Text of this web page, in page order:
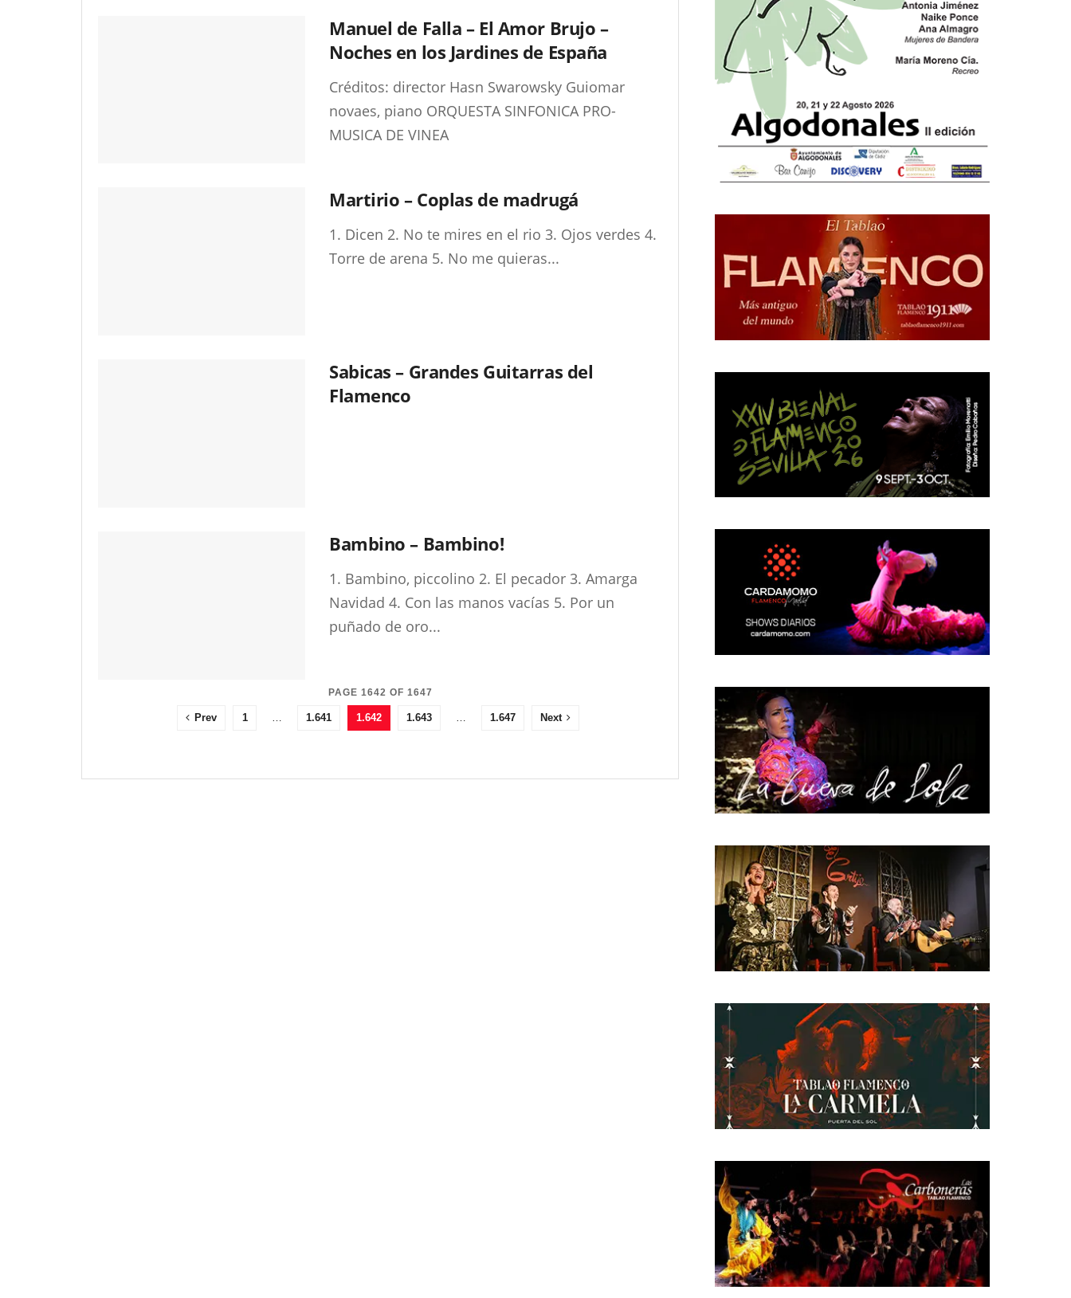
Manuel de Falla – El Amor Brujo –
Noches en los Jardines de España
Créditos: director Hasn Swarowsky Guiomar
novaes, piano ORQUESTA SINFONICA PRO-
MUSICA DE VINEA
Martirio – Coplas de madrugá
1. Dicen 2. No te mires en el rio 3. Ojos verdes 4.
Torre de arena 5. No me quieras...
Sabicas – Grandes Guitarras del
Flamenco
Bambino – Bambino!
1. Bambino, piccolino 2. El pecador 3. Amarga
Navidad 4. Con las manos vacías 5. Por un
puñado de oro...
PAGE 1642 OF 1647
Prev 1 … 1.641 1.642 1.643 … 1.647 Next